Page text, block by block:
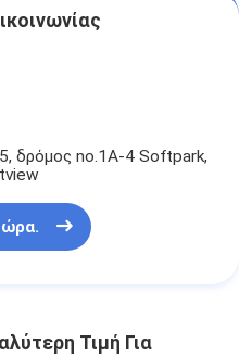
δρόμος no.1A-4 Softpark,
Τιμή Για